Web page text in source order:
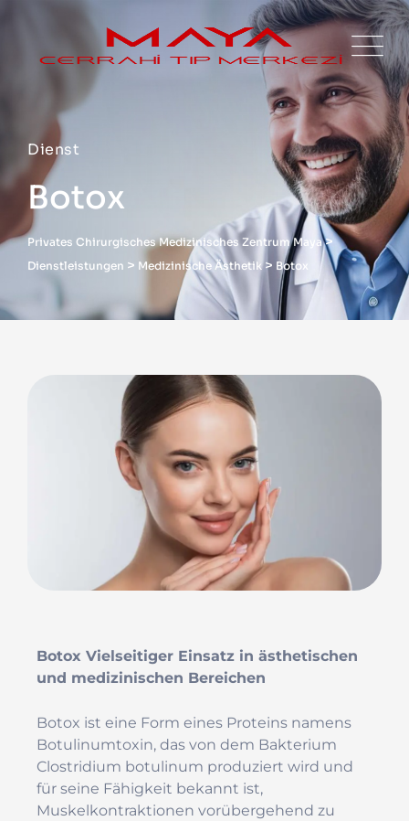
Dienst
Botox
Privates Chirurgisches Medizinisches Zentrum Maya>
Dienstleistungen > Medizinische Ästhetik> Botox
Botox Vielseitiger Einsatz in ästhetischen
und medizinischen Bereichen
Botox ist eine Form eines Proteins namens
Botulinumtoxin, das von dem Bakterium
Clostridium botulinum produziert wird und
für seine Fähigkeit bekannt ist,
Muskelkontraktionen vorübergehend zu